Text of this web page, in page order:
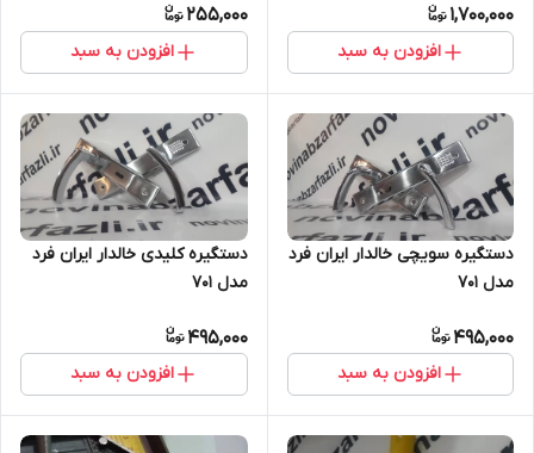
1,700,000
افزودن به سبد
255,000
افزودن به سبد
دستگیره سویچی خالدار ایران فرد
مدل 701
495,000
افزودن به سبد
دستگیره کلیدی خالدار ایران فرد
مدل 701
495,000
افزودن به سبد